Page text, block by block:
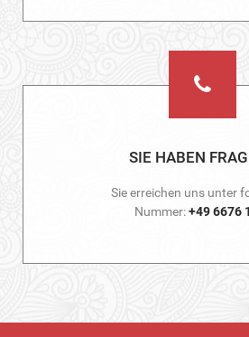
SIE HABEN
Sie erreichen uns unter
Nummer:+49 6676